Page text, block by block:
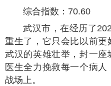
综合指数：70.60
武汉市，在经历了
重生了，它只会比以前更
武汉的英雄壮举，封一
医生全力挽救每一个病
战场上。